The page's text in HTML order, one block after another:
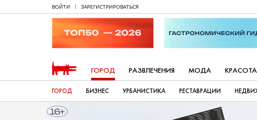
ВОЙТИ ЗАРЕГИСТРИРОВАТЬСЯ
ГОРОД РАЗВЛЕЧЕНИЯ МОДА КРАСОТА
ГОРОД БИЗНЕС УРБАНИСТИКА РЕСТАВРАЦИИ